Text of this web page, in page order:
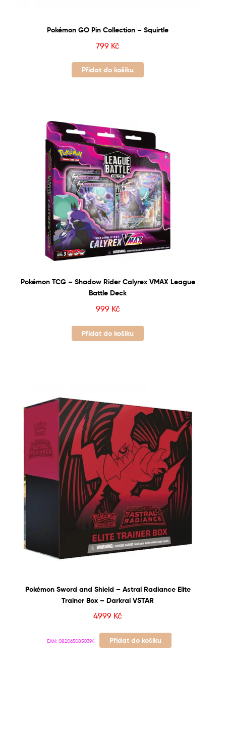
Pokémon GO Pin Collection – Squirtle
799 Kč
Přidat do košíku
Pokémon TCG – Shadow Rider Calyrex VMAX League
Battle Deck
999 Kč
Přidat do košíku
Pokémon Sword and Shield – Astral Radiance Elite
Trainer Box – Darkrai VSTAR
4999 Kč
EAN: 0820650850394 Přidat do košíku